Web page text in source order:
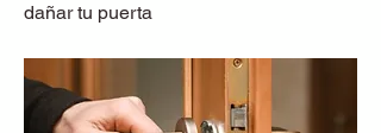
dañar tu puerta